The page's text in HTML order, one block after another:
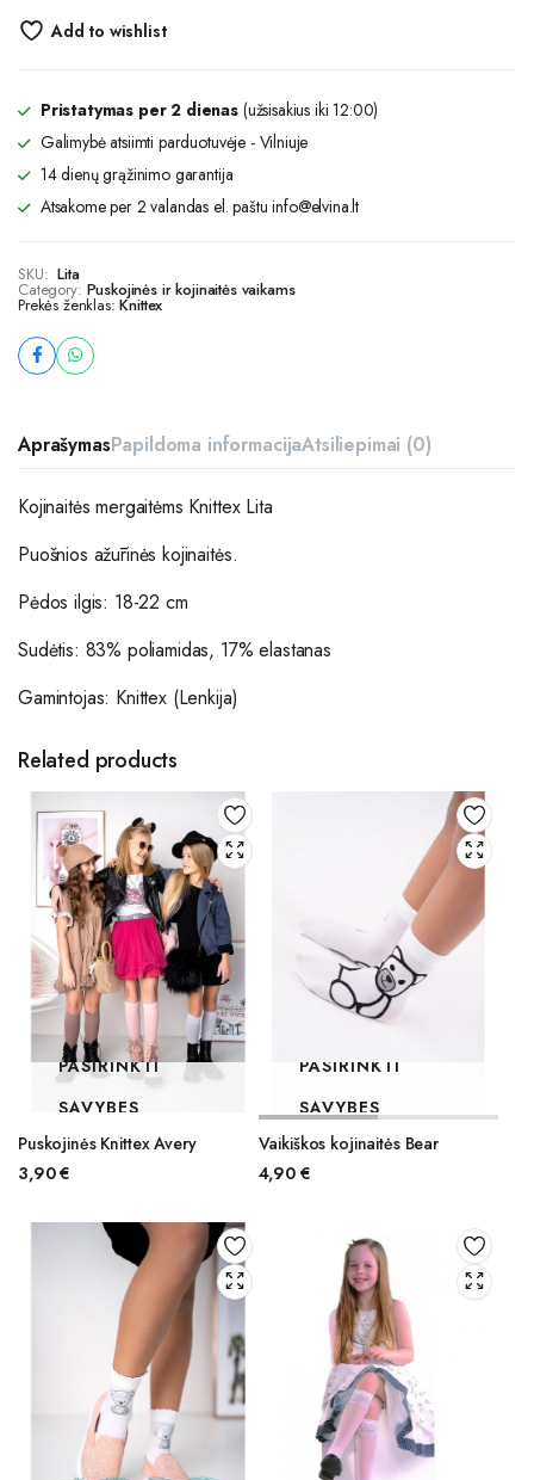
Add to wishlist
Pristatymas per 2 dienas (užsisakius iki 12:00)
Galimybė atsiimti parduotuvėje - Vilniuje
14 dienų grąžinimo garantija
Atsakome per 2 valandas el. paštu info@elvina.lt
SKU: Lita
Category: Puskojinės ir kojinaitės vaikams
Prekės ženklas:Knittex
AprašymasPapildoma informacijaAtsiliepimai (0)
Kojinaitės mergaitėms Knittex Lita
Puošnios ažūrinės kojinaitės.
Pėdos ilgis: 18-22 cm
Sudėtis: 83% poliamidas, 17% elastanas
Gamintojas: Knittex (Lenkija)
Related products
PASIRINKTI
SAVYBES
Puskojinės Knittex Avery
3,90€
PASIRINKTI
SAVYBES
Vaikiškos kojinaitės Bear
4,90 €